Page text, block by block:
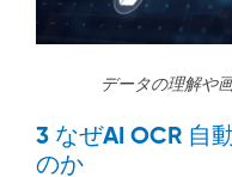
データの理解や
3 なぜAI OCR 自
のか